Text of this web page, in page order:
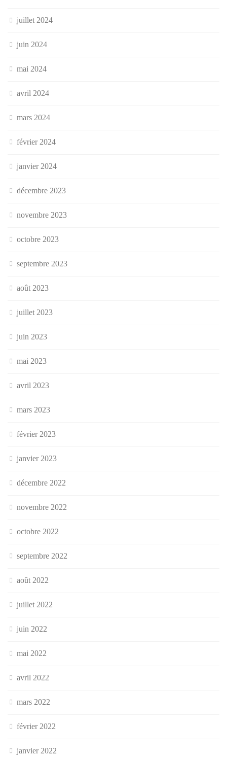
juillet 2024
juin 2024
mai 2024
avril 2024
mars 2024
février 2024
janvier 2024
décembre 2023
novembre 2023
octobre 2023
septembre 2023
août 2023
juillet 2023
juin 2023
mai 2023
avril 2023
mars 2023
février 2023
janvier 2023
décembre 2022
novembre 2022
octobre 2022
septembre 2022
août 2022
juillet 2022
juin 2022
mai 2022
avril 2022
mars 2022
février 2022
janvier 2022